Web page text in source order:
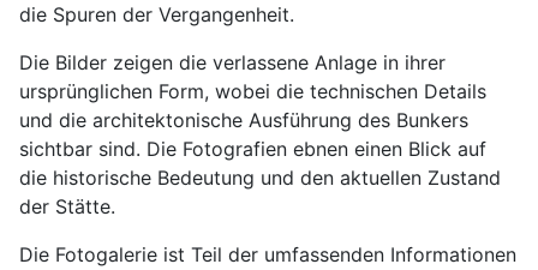
die Spuren der Vergangenheit.
Die Bilder zeigen die verlassene Anlage in ihrer
ursprünglichen Form, wobei die technischen Details
und die architektonische Ausführung des Bunkers
sichtbar sind. Die Fotografien ebnen einen Blick auf
die historische Bedeutung und den aktuellen Zustand
der Stätte.
Die Fotogalerie ist Teil der umfassenden Informationen